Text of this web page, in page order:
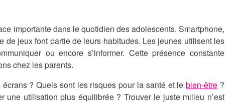
importante dans le quotidien des adolescents. Smartphone,
de jeux font partie de leurs habitudes. Les jeunes utilisent les
ou encore s’informer. Cette présence constante
chez les parents.
? Quels sont les risques pour la santé et lebien-être ?
une utilisation plus équilibrée ? Trouver le juste milieu n’est